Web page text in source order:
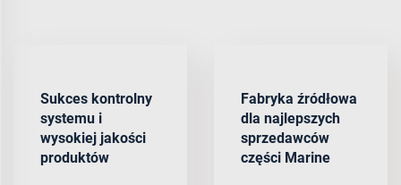
Sukces kontrolny
systemu i
wysokiej jakości
produktów
Fabryka źródłowa
dla najlepszych
sprzedawców
części Marine